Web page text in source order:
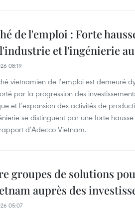
de l'emploi : Forte
et l'ingénierie
08:19
vietnamien de l’emploi est demeuré
par la progression des
et l’expansion des activités de
se distinguent par une forte
d’Adecco Vietnam.
groupes de solutions
auprès des
05:07